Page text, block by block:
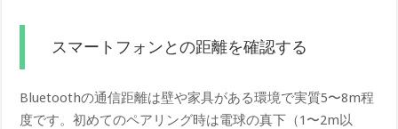
スマートフォンとの距離を確認する
Bluetoothの通信距離は壁や家具がある環境で実質5〜8m程
度です。初めてのペアリング時は電球の真下（1〜2m以